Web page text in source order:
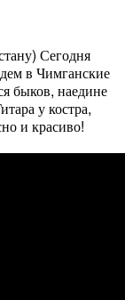
Сегодня
в Чимганские
быков, наедине
у костра,
и красиво!